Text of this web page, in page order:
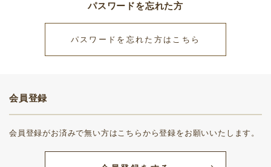
パスワードを忘れた方
パスワードを忘れた方はこちら
会員登録
会員登録がお済みで無い方はこちらから登録をお願いいたします。